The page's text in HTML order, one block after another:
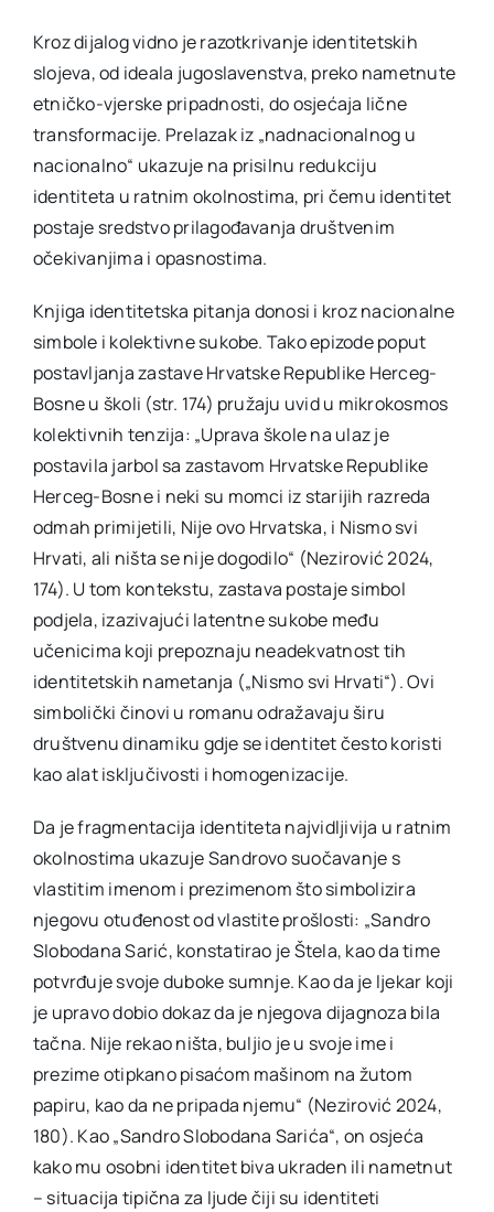
Kroz dijalog vidno je razotkrivanje identitetskih
slojeva, od ideala jugoslavenstva, preko nametnute
etničko-vjerske pripadnosti, do osjećaja lične
transformacije. Prelazak iz „nadnacionalnog u
nacionalno“ ukazuje na prisilnu redukciju
identiteta u ratnim okolnostima, pri čemu identitet
postaje sredstvo prilagođavanja društvenim
očekivanjima i opasnostima.
Knjiga identitetska pitanja donosi i kroz nacionalne
simbole i kolektivne sukobe. Tako epizode poput
postavljanja zastave Hrvatske Republike Herceg-
Bosne u školi (str. 174) pružaju uvid u mikrokosmos
kolektivnih tenzija: „Uprava škole na ulaz je
postavila jarbol sa zastavom Hrvatske Republike
Herceg-Bosne i neki su momci iz starijih razreda
odmah primijetili, Nije ovo Hrvatska, i Nismo svi
Hrvati, ali ništa se nije dogodilo“ (Nezirović 2024,
174). U tom kontekstu, zastava postaje simbol
podjela, izazivajući latentne sukobe među
učenicima koji prepoznaju neadekvatnost tih
identitetskih nametanja („Nismo svi Hrvati“). Ovi
simbolički činovi u romanu odražavaju širu
društvenu dinamiku gdje se identitet često koristi
kao alat isključivosti i homogenizacije.
Da je fragmentacija identiteta najvidljivija u ratnim
okolnostima ukazuje Sandrovo suočavanje s
vlastitim imenom i prezimenom što simbolizira
njegovu otuđenost od vlastite prošlosti: „Sandro
Slobodana Sarić, konstatirao je Štela, kao da time
potvrđuje svoje duboke sumnje. Kao da je ljekar koji
je upravo dobio dokaz da je njegova dijagnoza bila
tačna. Nije rekao ništa, buljio je u svoje ime i
prezime otipkano pisaćom mašinom na žutom
papiru, kao da ne pripada njemu“ (Nezirović 2024,
180). Kao „Sandro Slobodana Sarića“, on osjeća
kako mu osobni identitet biva ukraden ili nametnut
– situacija tipična za ljude čiji su identiteti